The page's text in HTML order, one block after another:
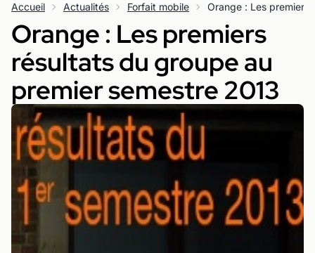
Accueil Actualités Forfait mobile
Orange : Les premiers
résultats du groupe au
premier semestre 2013